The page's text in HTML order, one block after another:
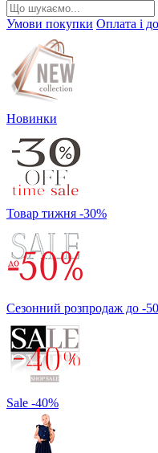
Умови покупки Оплата і
Новинки
Товар тижня -30%
Сезонний розпродаж до -
Sale -40%